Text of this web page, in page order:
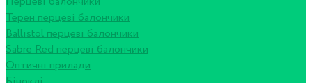
Терен перцеві балончики
Ballistol перцеві балончики
Sabre Red перцеві балончики
Оптичні прилади